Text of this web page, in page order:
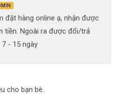
đặt hàng online ạ, nhận được
tiền. Ngoài ra được đổi/trả
- 15 ngày
cho bạn bè.